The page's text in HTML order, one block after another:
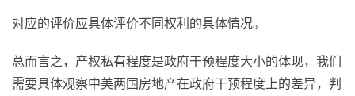
对应的评价应具体评价不同权利的具体情况。
总而言之，产权私有程度是政府干预程度大小的体现，我们
需要具体观察中美两国房地产在政府干预程度上的差异，判